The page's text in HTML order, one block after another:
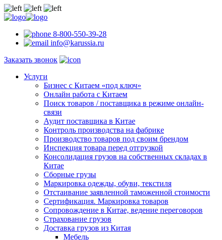
8-800-550-39-28
info@karussia.ru
Заказать звонок
Услуги
Бизнес с Китаем «под ключ»
Онлайн работа с Китаем
Поиск товаров / поставщика в режиме онлайн-
связи
Аудит поставщика в Китае
Контроль производства на фабрике
Производство товаров под своим брендом
Инспекция товара перед отгрузкой
Консолидация грузов на собственных складах в
Китае
Сборные грузы
Маркировка одежды, обуви, текстиля
Отстаивание заявленной таможенной стоимости
Сертификация. Маркировка товаров
Сопровождение в Китае, ведение переговоров
Страхование грузов
Доставка грузов из Китая
Мебель